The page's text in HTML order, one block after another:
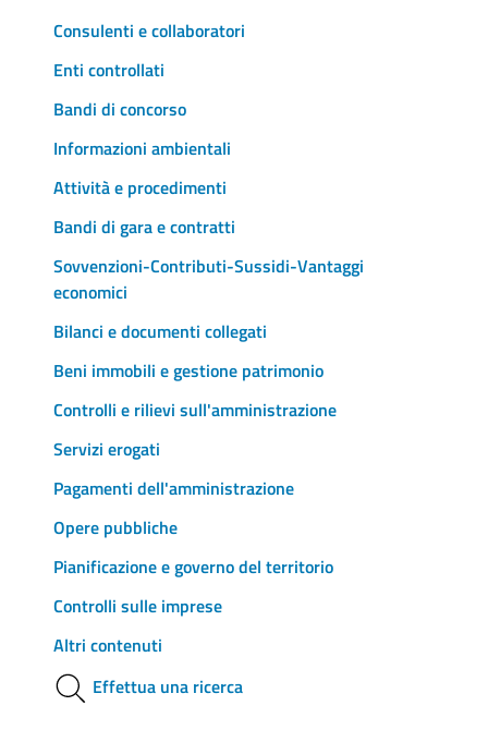
Consulenti e collaboratori
Enti controllati
Bandi di concorso
Informazioni ambientali
Attività e procedimenti
Bandi di gara e contratti
Sovvenzioni-Contributi-Sussidi-Vantaggi
economici
Bilanci e documenti collegati
Beni immobili e gestione patrimonio
Controlli e rilievi sull'amministrazione
Servizi erogati
Pagamenti dell'amministrazione
Opere pubbliche
Pianificazione e governo del territorio
Controlli sulle imprese
Altri contenuti
Effettua una ricerca